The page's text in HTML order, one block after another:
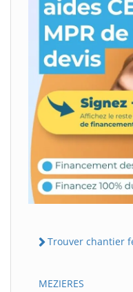
Trouver chantier
MEZIERES